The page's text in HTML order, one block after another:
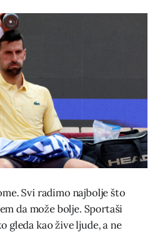
Svi radimo najbolje što
da može bolje. Sportaši
gleda kao žive ljude, a ne